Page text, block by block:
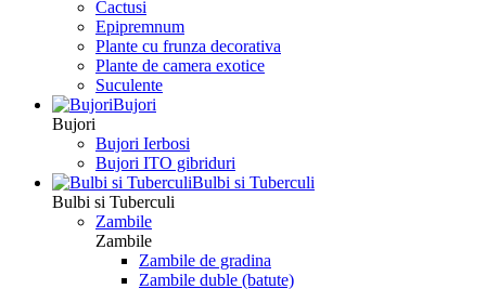
Cactusi
Epipremnum
Plante cu frunza decorativa
Plante de camera exotice
Suculente
Bujori
Bujori
Bujori Ierbosi
Bujori ITO gibriduri
Bulbi si Tuberculi
Bulbi si Tuberculi
Zambile
Zambile
Zambile de gradina
Zambile duble (batute)